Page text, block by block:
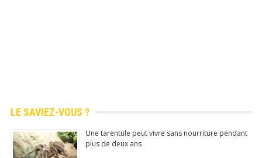
LE SAVIEZ-VOUS ?
Une tarentule peut vivre sans nourriture pendant
plus de deux ans